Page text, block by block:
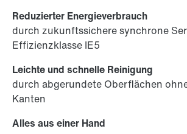
Reduzierter Energieverbrauch
durch zukunftssichere synchrone
Effizienzklasse IE5
Leichte und schnelle Reinigung
durch abgerundete Oberflächen
Kanten
Alles aus einer Hand